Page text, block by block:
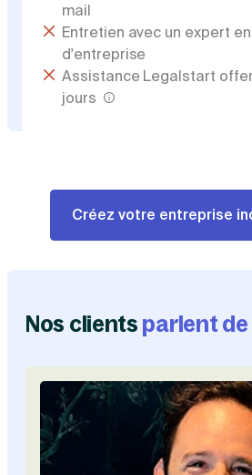
mail
Entretien avec un expert
d'entreprise
Assistance Legalstart
jours
Créez votre entreprise
Nos clients parlent